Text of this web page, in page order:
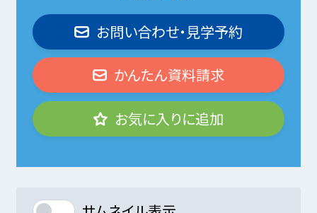
お問い合わせ・見学予約
かんたん資料請求
お気に入りに追加